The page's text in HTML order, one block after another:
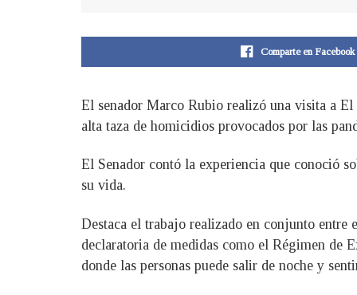
Comparte en Facebook
El senador Marco Rubio realizó una visita a El
alta taza de homicidios provocados por las
El Senador contó la experiencia que conoció
su vida.
Destaca el trabajo realizado en conjunto
declaratoria de medidas como el Régimen de
donde las personas puede salir de noche y